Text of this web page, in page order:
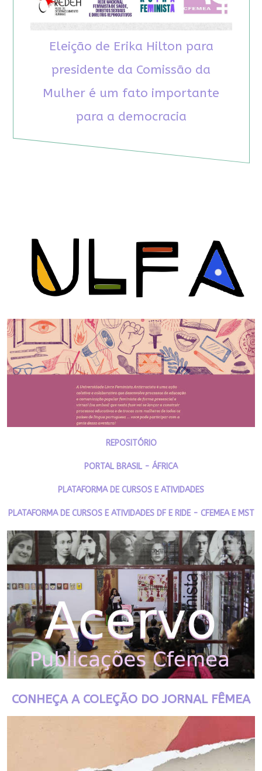
Eleição de Erika Hilton para
presidente da Comissão da
Mulher é um fato importante
para a democracia
REPOSITÓRIO
PORTAL BRASIL - ÁFRICA
PLATAFORMA DE CURSOS E ATIVIDADES
PLATAFORMA DE CURSOS E ATIVIDADES DF E RIDE - CFEMEA E MST
CONHEÇA A COLEÇÃO DO JORNAL FÊMEA